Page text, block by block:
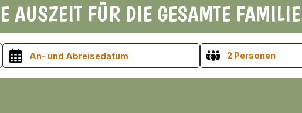
AUSZEIT FÜR DIE GESAMTE FAMILIE
2 Personen